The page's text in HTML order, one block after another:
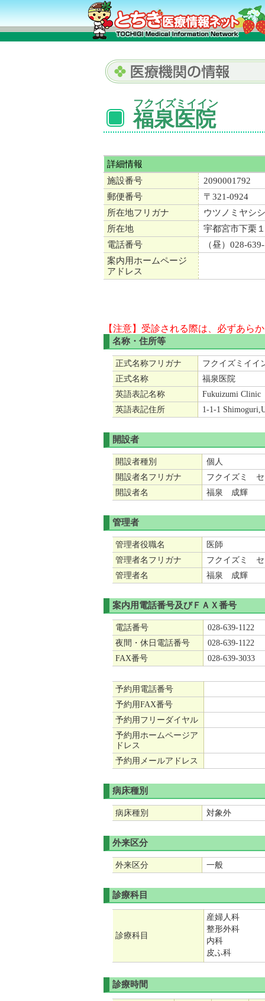
フクイズミイイン
福泉医院
詳細情報
施設番号
2090001792
郵便番号
〒321-0924
所在地フリガナ
ウツノミヤシ
所在地
宇都宮市下栗
電話番号
（昼）028-
案内用ホームページ
アドレス
【注意】受診される際は、必ずあら
名称・住所等
正式名称フリガナ
フクイズミイイ
正式名称
福泉医院
英語表記名称
Fukuizumi Clinic
英語表記住所
1-1-1
開設者
開設者種別
個人
開設者名フリガナ
フクイズミ セ
開設者名
福泉 成輝
管理者
管理者役職名
医師
管理者名フリガナ
フクイズミ セ
管理者名
福泉 成輝
案内用電話番号及びＦＡＸ番号
電話番号
028-639-1122
夜間・休日電話番号
028-639-1122
FAX番号
028-639-3033
予約用電話番号
予約用FAX番号
予約用フリーダイヤル
予約用ホームページア
ドレス
予約用メールアドレス
病床種別
病床種別 対象外
外来区分
外来区分 一般
診療科目
診療科目
産婦人科
整形外科
内科
皮ふ科
診療時間